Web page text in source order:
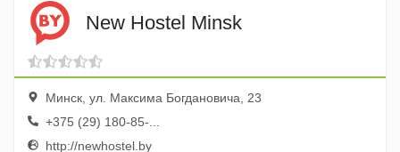
New Hostel Minsk
Минск, ул. Максима Богдановича, 23
+375 (29) 180-85-...
http://newhostel.by